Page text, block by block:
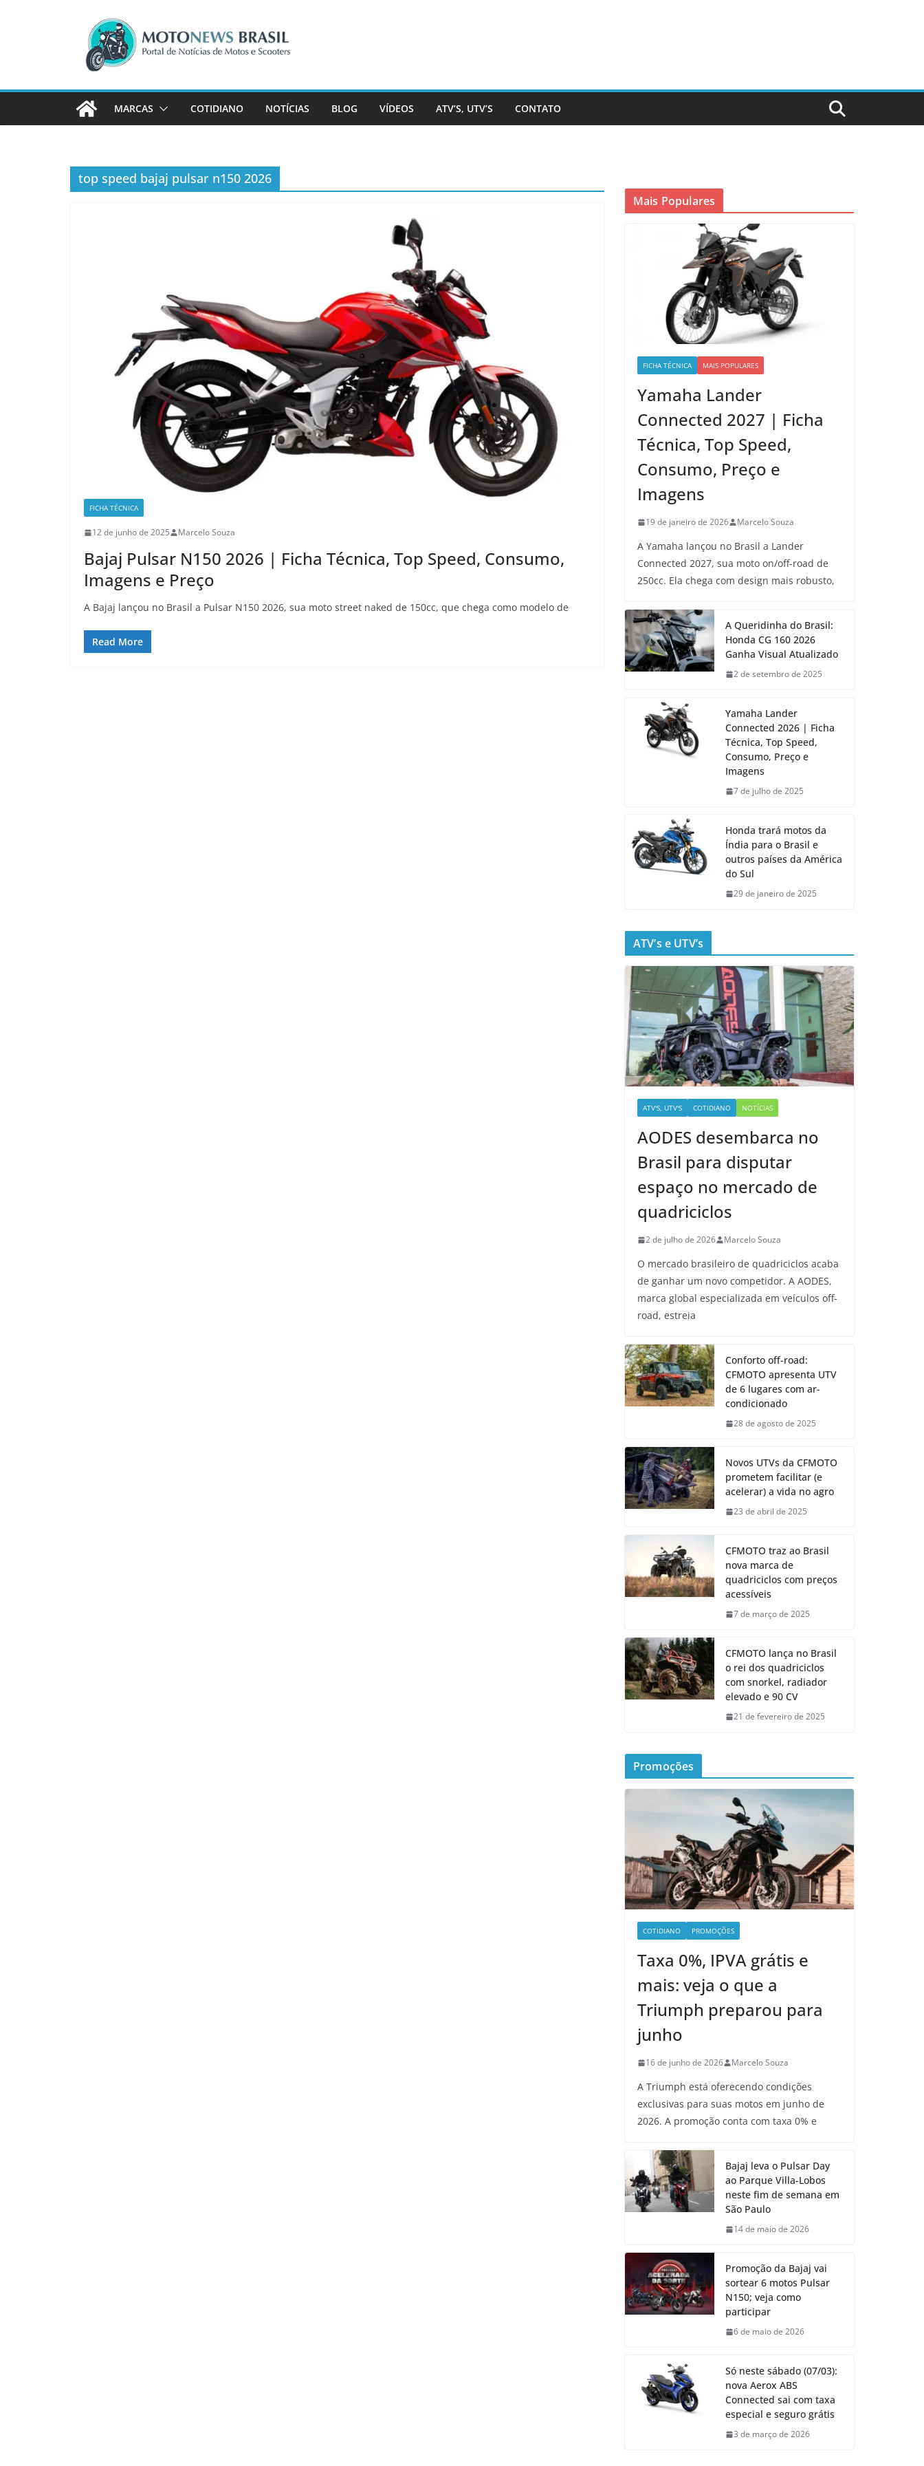
MARCAS COTIDIANO NOTÍCIAS BLOG VÍDEOS ATV’S, UTV’S CONTATO
top speed bajaj pulsar n150 2026
FICHA TÉCNICA
12 de junho de 2025 Marcelo Souza
Bajaj Pulsar N150 2026 | Ficha Técnica, Top Speed, Consumo,
Imagens e Preço
A Bajaj lançou no Brasil a Pulsar N150 2026, sua moto street naked de 150cc, que chega como modelo de
Read More
Mais Populares
FICHA TÉCNICA MAIS POPULARES
Yamaha Lander
Connected 2027 | Ficha
Técnica, Top Speed,
Consumo, Preço e
Imagens
19 de janeiro de 2026 Marcelo Souza
A Yamaha lançou no Brasil a Lander
Connected 2027, sua moto on/off-road de
250cc. Ela chega com design mais robusto,
A Queridinha do Brasil:
Honda CG 160 2026
Ganha Visual Atualizado
2 de setembro de 2025
Yamaha Lander
Connected 2026 | Ficha
Técnica, Top Speed,
Consumo, Preço e
Imagens
7 de julho de 2025
Honda trará motos da
Índia para o Brasil e
outros países da América
do Sul
29 de janeiro de 2025
ATV’s e UTV’s
ATV'S, UTV'S COTIDIANO NOTÍCIAS
AODES desembarca no
Brasil para disputar
espaço no mercado de
quadriciclos
2 de julho de 2026 Marcelo Souza
O mercado brasileiro de quadriciclos acaba
de ganhar um novo competidor. A AODES,
marca global especializada em veículos off-
road, estreia
Conforto off-road:
CFMOTO apresenta UTV
de 6 lugares com ar-
condicionado
28 de agosto de 2025
Novos UTVs da CFMOTO
prometem facilitar (e
acelerar) a vida no agro
23 de abril de 2025
CFMOTO traz ao Brasil
nova marca de
quadriciclos com preços
acessíveis
7 de março de 2025
CFMOTO lança no Brasil
o rei dos quadriciclos
com snorkel, radiador
elevado e 90 CV
21 de fevereiro de 2025
Promoções
COTIDIANO PROMOÇÕES
Taxa 0%, IPVA grátis e
mais: veja o que a
Triumph preparou para
junho
16 de junho de 2026 Marcelo Souza
A Triumph está oferecendo condições
exclusivas para suas motos em junho de
2026. A promoção conta com taxa 0% e
Bajaj leva o Pulsar Day
ao Parque Villa-Lobos
neste fim de semana em
São Paulo
14 de maio de 2026
Promoção da Bajaj vai
sortear 6 motos Pulsar
N150; veja como
participar
6 de maio de 2026
Só neste sábado (07/03):
nova Aerox ABS
Connected sai com taxa
especial e seguro grátis
3 de março de 2026